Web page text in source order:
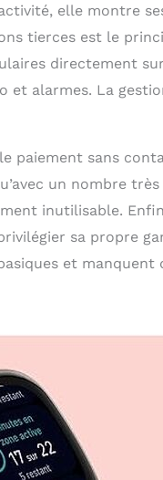
elle montre
tierces est le
directement
et alarmes. La
paiement sans
un nombre
inutilisable.
sa propre
et